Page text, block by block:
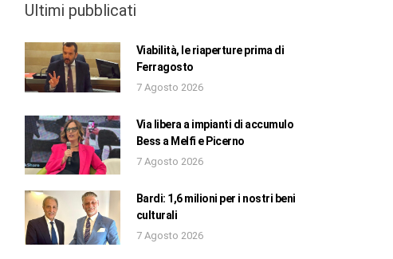
Ultimi pubblicati
Viabilità, le riaperture prima di
Ferragosto
7 Agosto 2026
Via libera a impianti di accumulo
Bess a Melfi e Picerno
7 Agosto 2026
Bardi: 1,6 milioni per i nostri beni
culturali
7 Agosto 2026